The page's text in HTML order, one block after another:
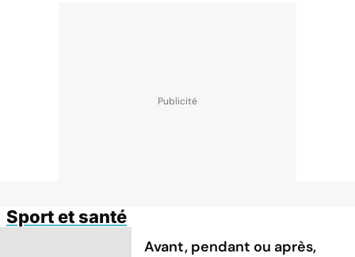
Sport et santé
Avant, pendant ou après,